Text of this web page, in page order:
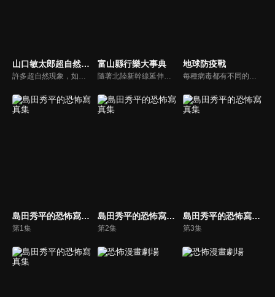
山口敏太郎超自然事件簿X
許多超自然現象，如通靈、通靈力量、不明飛行物等，即使現代科學也沒有被闡明，作家兼超自然研究員山口敏太郎從他龐大的機密數據中創造了一個令人震驚的超自然現象。在節目中，山口敏太郎擔任《超自然案件檔案X》雜誌的主編，熟悉所處理主題的嘉賓則以辦公桌的形式出現。
富山縣行樂大事典
隨著北陸新幹線延伸至敦賀，北陸地區備受矚目，加上《紐約時報》的報導進一步提升了人們對富山的興趣，本節目將深入探索富山縣的魅力。我們將邀請知名 YouTube 頻道「富山的遊樂場！TV」的當地主播——金子奈央、津田奈由子與貞有里沙——一起介紹富山的精彩。此外，還會介紹鄰近縣市的觀光景點。
地球防疫戰
每種病毒都有不同的特性和超能力：它們會變形、繁殖、變異和合併以變得更強大。但病毒仍保留著一些人類普遍存在的基因，並賦予其一定的人性。對抗這些病毒的挑戰落在了一位科學家身上，他將為五名男孩引入一種特殊的 DNA，使其成為抗病毒藥物。男孩們將憑藉他們的敏捷、勇敢、智慧和超能力拯救世界。
島田秀平的恐怖寫真集
第1集
島田秀平的恐怖寫真集
第2集
島田秀平的恐怖寫真集
第3集